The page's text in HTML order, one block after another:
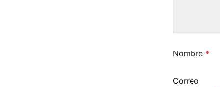
Nombre *
Correo